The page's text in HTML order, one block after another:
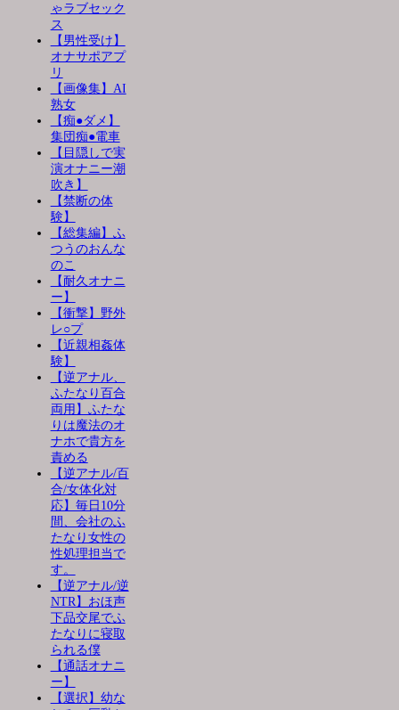
ゃラブセック
ス
【男性受け】
オナサポアプ
リ
【画像集】AI
熟女
【痴●ダメ】
集団痴●電車
【目隠しで実
演オナニー潮
吹き】
【禁断の体
験】
【総集編】ふ
つうのおんな
のこ
【耐久オナニ
ー】
【衝撃】野外
レ○プ
【近親相姦体
験】
【逆アナル、
ふたなり百合
両用】ふたな
りは魔法のオ
ナホで貴方を
責める
【逆アナル/百
合/女体化対
応】毎日10分
間、会社のふ
たなり女性の
性処理担当で
す。
【逆アナル/逆
NTR】おほ声
下品交尾でふ
たなりに寝取
られる僕
【通話オナニ
ー】
【選択】幼な